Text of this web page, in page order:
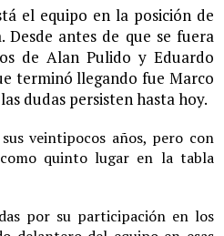
el equipo en la posición de
antes de que se fuera
de Alan Pulido y Eduardo
terminó llegando fue Marco
dudas persisten hasta hoy.
veintipocos años, pero con
quinto lugar en la tabla
por su participación en los